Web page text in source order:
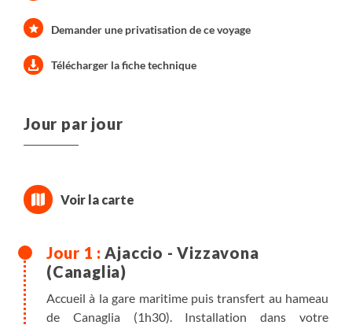
Demander une privatisation de ce voyage
Télécharger la fiche technique
Jour par jour
Ajaccio - Vizzavona
(Canaglia)
Accueil à la gare maritime puis transfert au hameau
de Canaglia (1h30). Installation dans votre